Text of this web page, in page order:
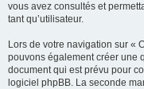
vous avez consultés et
tant qu’utilisateur.
Lors de votre navigation sur «
pouvons également créer une
document qui est prévu pour
logiciel phpBB. La seconde